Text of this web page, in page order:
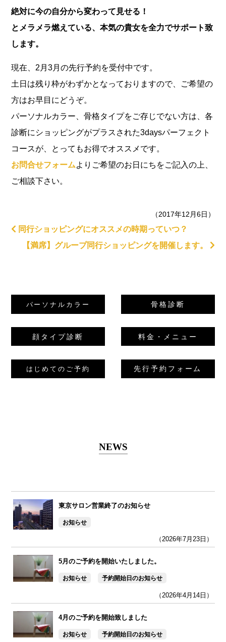
絶対に今の自分から変わって見せる！
とメラメラ燃えている、本気の貴女を全力でサポート致
します。
現在、2月3月の先行予約を受付中です。
土日は残り枠がわずかとなっておりますので、ご希望の
方はお早目にどうぞ。
パーソナルカラー、骨格タイプをご存じでない方は、各
診断にショッピングがプラスされた3daysパーフェクト
コースが、とってもお得でオススメです。
お問合せフォームよりご希望のお日にちをご記入の上、
ご相談下さい。
（2017年12月6日）
同行ショッピングにオススメの時期っていつ？
【満席】グループ同行ショッピングを開催します。
パーソナルカラー 骨格診断
顔タイプ診断 料金・メニュー
はじめてのご予約 先行予約フォーム
NEWS
東京サロン営業終了のお知らせ
お知らせ
（2026年7月23日）
5月のご予約を開始いたしました。
お知らせ 予約開始日のお知らせ
（2026年4月14日）
4月のご予約を開始致しました
お知らせ 予約開始日のお知らせ